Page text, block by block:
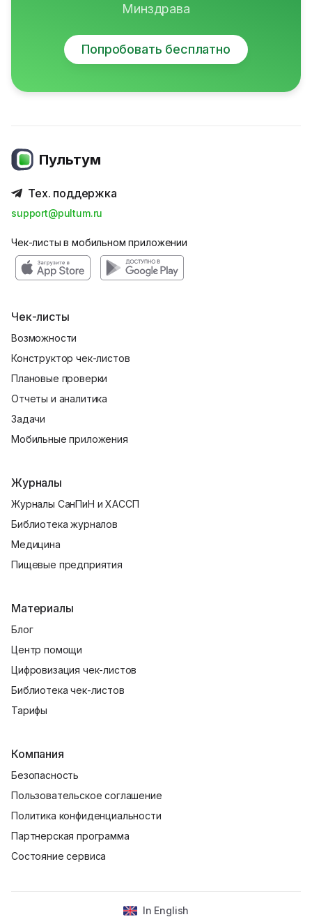
Минздрава
Попробовать бесплатно
Пультум
Тех. поддержка
support@pultum.ru
Чек-листы в мобильном приложении
Чек-листы
Возможности
Конструктор чек-листов
Плановые проверки
Отчеты и аналитика
Задачи
Мобильные приложения
Журналы
Журналы СанПиН и ХАССП
Библиотека журналов
Медицина
Пищевые предприятия
Материалы
Блог
Центр помощи
Цифровизация чек-листов
Библиотека чек-листов
Тарифы
Компания
Безопасность
Пользовательское соглашение
Политика конфиденциальности
Партнерская программа
Состояние сервиса
In English